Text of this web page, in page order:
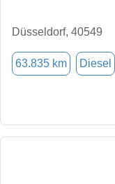
Düsseldorf, 40549
63.835 km Diesel